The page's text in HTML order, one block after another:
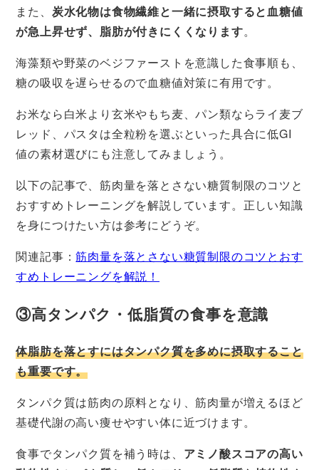
また、 炭水化物は食物繊維と一緒に摂取すると血糖値
が急上昇せず、脂肪が付きにくくなります。
海藻類や野菜のベジファーストを意識した食事順も、
糖の吸収を遅らせるので血糖値対策に有用です。
お米なら白米より玄米やもち麦、パン類ならライ麦ブ
レッド、パスタは全粒粉を選ぶといった具合に低GI
値の素材選びにも注意してみましょう。
以下の記事で、筋肉量を落とさない糖質制限のコツと
おすすめトレーニングを解説しています。正しい知識
を身につけたい方は参考にどうぞ。
関連記事：筋肉量を落とさない糖質制限のコツとおす
すめトレーニングを解説！
③高タンパク・低脂質の食事を意識
体脂肪を落とすにはタンパク質を多めに摂取すること
も重要です。
タンパク質は筋肉の原料となり、筋肉量が増えるほど
基礎代謝の高い痩せやすい体に近づけます。
食事でタンパク質を補う時は、 アミノ酸スコアの高い